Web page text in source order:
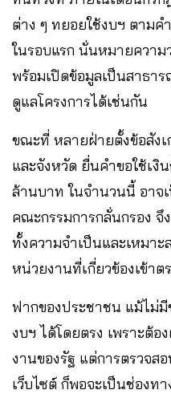
ต่าง ๆ ทยอยใช้งบฯ ตามค
ในรอบแรก นั่นหมายความ
พร้อมเปิดข้อมูลเป็นสาธา
ดูแลโครงการได้เช่นกัน
ขณะที่ หลายฝ่ายตั้งข้อสังเ
และจังหวัด ยื่นคำขอใช้เงิ
ล้านบาท ในจำนวนนี้ อาจ
คณะกรรมการกลั่นกรอง จึ
ทั้งความจำเป็นและเหมา
หน่วยงานที่เกี่ยวข้องเข้าต
ฟากของประชาชน แม้ไม่มี
งบฯ ได้โดยตรง เพราะต้
งานของรัฐ แต่การตรวจส
เว็บไซต์ ก็พอจะเป็นช่องท